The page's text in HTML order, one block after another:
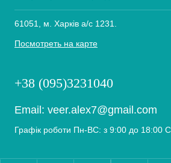
61051, м. Харків а/с 1231.
Посмотреть на карте
+38 (095)3231040
Email: veer.alex7@gmail.com
Графік роботи Пн-ВС: з 9:00 до 18:00